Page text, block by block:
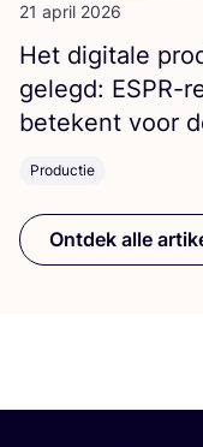
21 april 2026
Het digi­ta­le
ge­legd: ESPR-
bete­kent voor
Productie
Ontdek alle